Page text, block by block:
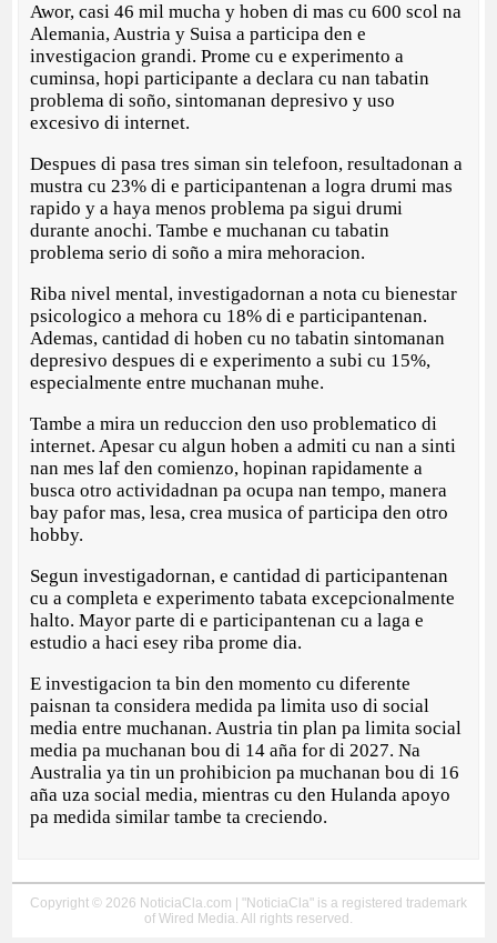
Awor, casi 46 mil mucha y hoben di mas cu 600 scol na
Alemania, Austria y Suisa a participa den e
investigacion grandi. Prome cu e experimento a
cuminsa, hopi participante a declara cu nan tabatin
problema di soño, sintomanan depresivo y uso
excesivo di internet.
Despues di pasa tres siman sin telefoon, resultadonan a
mustra cu 23% di e participantenan a logra drumi mas
rapido y a haya menos problema pa sigui drumi
durante anochi. Tambe e muchanan cu tabatin
problema serio di soño a mira mehoracion.
Riba nivel mental, investigadornan a nota cu bienestar
psicologico a mehora cu 18% di e participantenan.
Ademas, cantidad di hoben cu no tabatin sintomanan
depresivo despues di e experimento a subi cu 15%,
especialmente entre muchanan muhe.
Tambe a mira un reduccion den uso problematico di
internet. Apesar cu algun hoben a admiti cu nan a sinti
nan mes laf den comienzo, hopinan rapidamente a
busca otro actividadnan pa ocupa nan tempo, manera
bay pafor mas, lesa, crea musica of participa den otro
hobby.
Segun investigadornan, e cantidad di participantenan
cu a completa e experimento tabata excepcionalmente
halto. Mayor parte di e participantenan cu a laga e
estudio a haci esey riba prome dia.
E investigacion ta bin den momento cu diferente
paisnan ta considera medida pa limita uso di social
media entre muchanan. Austria tin plan pa limita social
media pa muchanan bou di 14 aña for di 2027. Na
Australia ya tin un prohibicion pa muchanan bou di 16
aña uza social media, mientras cu den Hulanda apoyo
pa medida similar tambe ta creciendo.
Copyright © 2026 NoticiaCla.com | "NoticiaCla" is a registered trademark
of Wired Media. All rights reserved.